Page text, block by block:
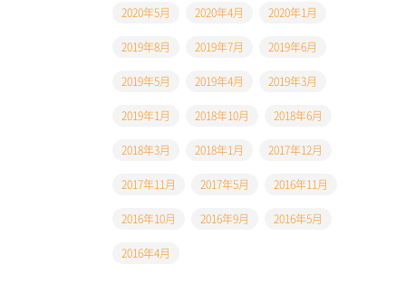
2020年5月 2020年4月 2020年1月
2019年8月 2019年7月 2019年6月
2019年5月 2019年4月 2019年3月
2019年1月 2018年10月 2018年6月
2018年3月 2018年1月 2017年12月
2017年11月 2017年5月 2016年11月
2016年10月 2016年9月 2016年5月
2016年4月